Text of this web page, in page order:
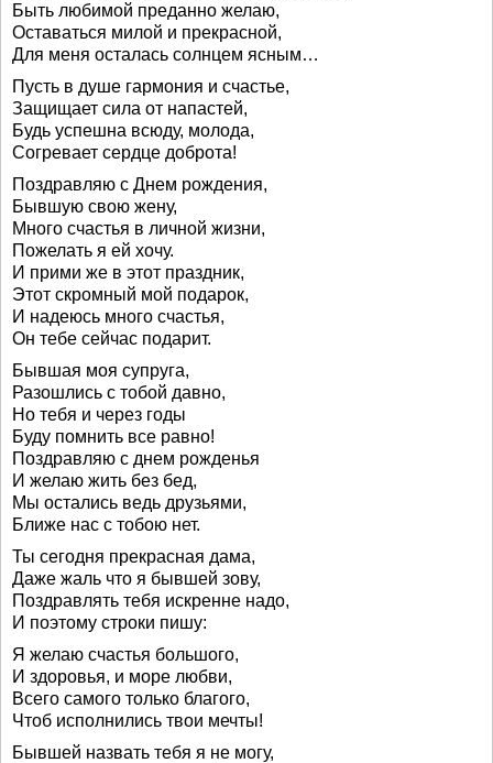
Быть любимой преданно желаю,
Оставаться милой и прекрасной,
Для меня осталась солнцем ясным…
Пусть в душе гармония и счастье,
Защищает сила от напастей,
Будь успешна всюду, молода,
Согревает сердце доброта!
Поздравляю с Днем рождения,
Бывшую свою жену,
Много счастья в личной жизни,
Пожелать я ей хочу.
И прими же в этот праздник,
Этот скромный мой подарок,
И надеюсь много счастья,
Он тебе сейчас подарит.
Бывшая моя супруга,
Разошлись с тобой давно,
Но тебя и через годы
Буду помнить все равно!
Поздравляю с днем рожденья
И желаю жить без бед,
Мы остались ведь друзьями,
Ближе нас с тобою нет.
Ты сегодня прекрасная дама,
Даже жаль что я бывшей зову,
Поздравлять тебя искренне надо,
И поэтому строки пишу:
Я желаю счастья большого,
И здоровья, и море любви,
Всего самого только благого,
Чтоб исполнились твои мечты!
Бывшей назвать тебя я не могу,